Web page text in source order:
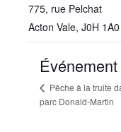
775, rue Pelchat
Acton Vale, J0H 1A0
Pêche à la truite
parc Donald-Martin